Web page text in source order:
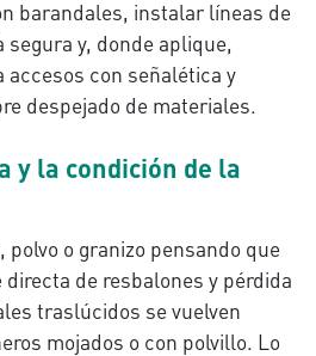
barandales, instalar líneas de
y, donde aplique,
con señalética y
despejado de materiales.
y la condición de la
o granizo pensando que
directa de resbalones y pérdida
traslúcidos se vuelven
mojados o con polvillo. Lo